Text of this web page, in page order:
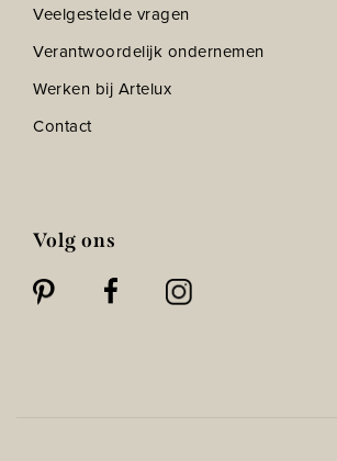
Veelgestelde vragen
Verantwoordelijk ondernemen
Werken bij Artelux
Contact
Volg ons